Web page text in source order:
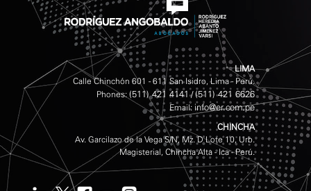
LIMA
Calle Chinchón 601 - 611 San Isidro, Lima - Perú.
Phones: (511) 421 4141/(511) 421 6626
Email: info@er.com.pe
CHINCHA
Av. Garcilazo de la Vega S/N, Mz. D Lote 10, Urb.
Magisterial, Chincha Alta - Ica - Perú.